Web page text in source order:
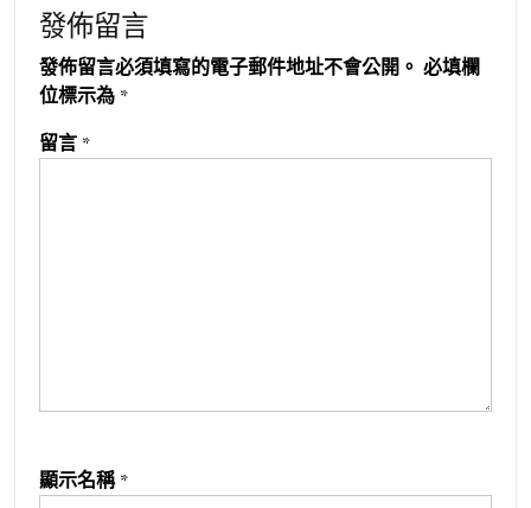
發佈留言
發佈留言必須填寫的電子郵件地址不會公開。 必填欄
位標示為 *
留言 *
顯示名稱 *